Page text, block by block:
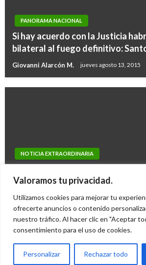
Valoramos tu privacidad.
Utilizamos cookies para mejorar tu
ofrecerte anuncios o contenido
nuestro tráfico. Al hacer clic en "Aceptar
consentimiento para el uso de cookies.
Personalizar Rechazar todo
PANORAMA NACIONAL
Si hay acuerdo con la Justicia
bilateral al fuego definitivo:
Giovanni Alarcón M. jueves agosto 13, 2015
NOTICIA EXTRAORDINARIA
financiar empresas de mujeres
Manuel Reyes Beltran jueves junio 11, 2020
CULTURA
Buenos Aires, destino de
Iván Briceño miércoles junio 26, 2019
© Radio Santa Fe 1070